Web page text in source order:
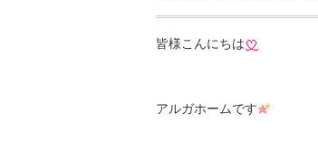
皆様こんにちは
アルガホームです